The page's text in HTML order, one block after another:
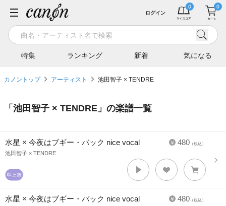
特集 ランキング 新着 気になる
ログイン
カノントップ アーティスト 池田智子 × TENDRE
「 池田智子 × TENDRE 」の楽譜一覧
480 （税込）
水星 × 今夜はブギー・バック nice vocal
池田智子 × TENDRE
480 （税込）
水星 × 今夜はブギー・バック nice vocal